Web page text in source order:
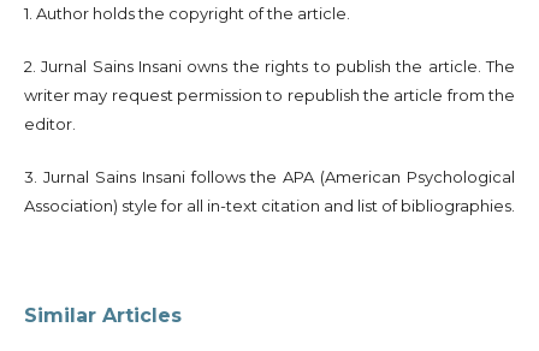
1. Author holds the copyright of the article.
2. Jurnal Sains Insani owns the rights to publish the article. The
writer may request permission to republish the article from the
editor.
3. Jurnal Sains Insani follows the APA (American Psychological
Association) style for all in-text citation and list of bibliographies.
Similar Articles